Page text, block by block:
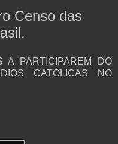
Censo das
A PARTICIPAREM DO
CATÓLICAS NO